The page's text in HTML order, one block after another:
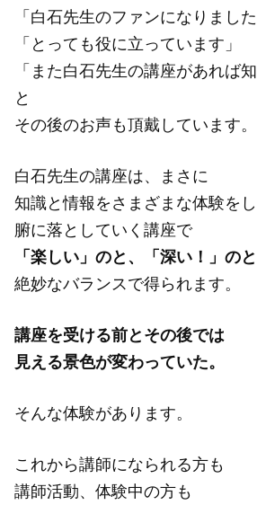
「白石先生のファンになりました
「とっても役に立っています」
「また白石先生の講座があれば
と
その後のお声も頂戴しています。
白石先生の講座は、まさに
知識と情報をさまざまな体験を
腑に落としていく講座で
「楽しい」のと、「深い！」の
絶妙なバランスで得られます。
講座を受ける前とその後では
見える景色が変わっていた。
そんな体験があります。
これから講師になられる方も
講師活動、体験中の方も